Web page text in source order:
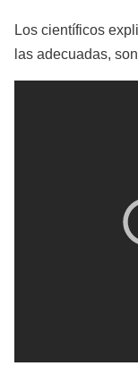
Los científicos
las adecuadas,